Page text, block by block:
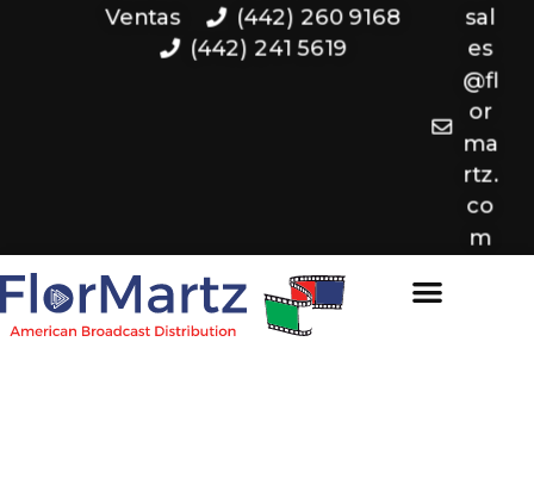
Ventas
(442) 260 9168
(442) 241 5619
sal
es
@fl
or
ma
rtz.
co
m